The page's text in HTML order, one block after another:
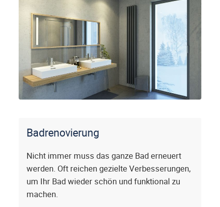
Badrenovierung
Nicht immer muss das ganze Bad erneuert
werden. Oft reichen gezielte Verbesserungen,
um Ihr Bad wieder schön und funktional zu
machen.